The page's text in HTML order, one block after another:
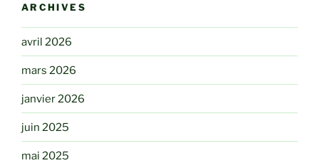
ARCHIVES
avril 2026
mars 2026
janvier 2026
juin 2025
mai 2025